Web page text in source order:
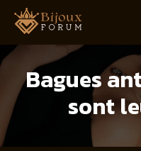
Bagues
sont